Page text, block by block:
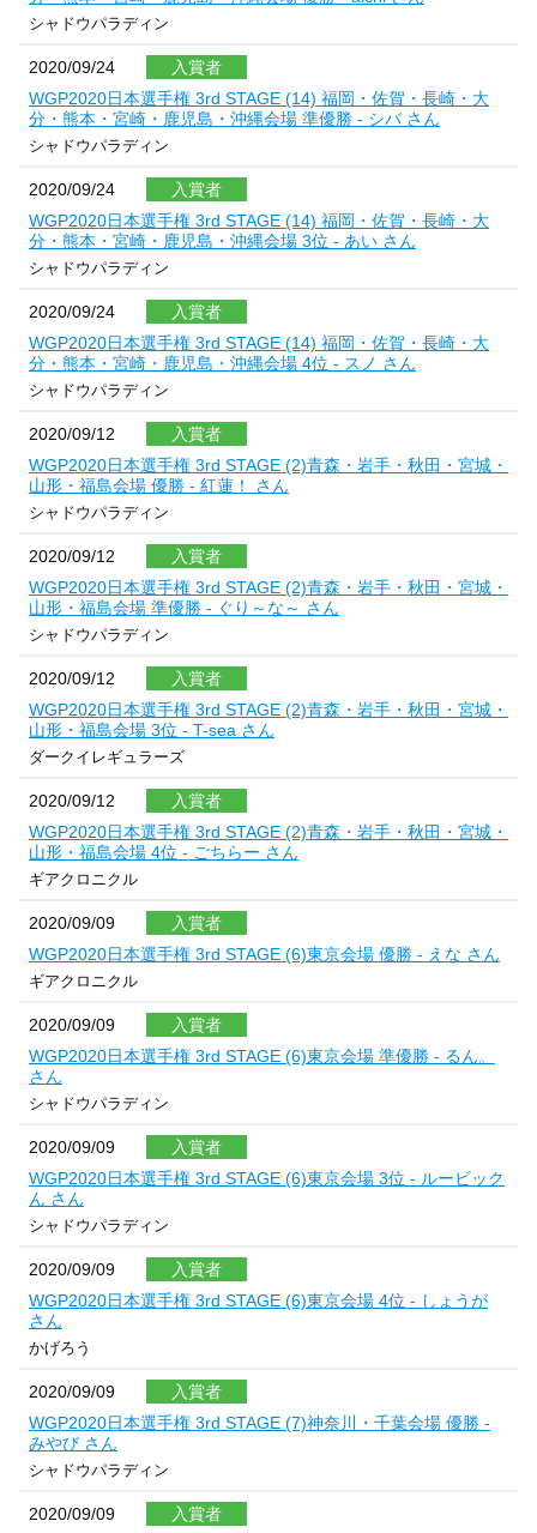
シャドウパラディン
2020/09/24
入賞者
WGP2020日本選手権 3rd STAGE (14) 福岡・佐賀・長崎・大
分・熊本・宮崎・鹿児島・沖縄会場 準優勝 - シバ さん
シャドウパラディン
2020/09/24
入賞者
WGP2020日本選手権 3rd STAGE (14) 福岡・佐賀・長崎・大
分・熊本・宮崎・鹿児島・沖縄会場 3位 - あい さん
シャドウパラディン
2020/09/24
入賞者
WGP2020日本選手権 3rd STAGE (14) 福岡・佐賀・長崎・大
分・熊本・宮崎・鹿児島・沖縄会場 4位 - スノ さん
シャドウパラディン
2020/09/12
入賞者
WGP2020日本選手権 3rd STAGE (2)青森・岩手・秋田・宮城・
山形・福島会場 優勝 - 紅蓮！ さん
シャドウパラディン
2020/09/12
入賞者
WGP2020日本選手権 3rd STAGE (2)青森・岩手・秋田・宮城・
山形・福島会場 準優勝 - ぐり～な～ さん
シャドウパラディン
2020/09/12
入賞者
WGP2020日本選手権 3rd STAGE (2)青森・岩手・秋田・宮城・
山形・福島会場 3位 - T-sea さん
ダークイレギュラーズ
2020/09/12
入賞者
WGP2020日本選手権 3rd STAGE (2)青森・岩手・秋田・宮城・
山形・福島会場 4位 - ごちらー さん
ギアクロニクル
2020/09/09
入賞者
WGP2020日本選手権 3rd STAGE (6)東京会場 優勝 - えな さん
ギアクロニクル
2020/09/09
入賞者
WGP2020日本選手権 3rd STAGE (6)東京会場 準優勝 - るん。
さん
シャドウパラディン
2020/09/09
入賞者
WGP2020日本選手権 3rd STAGE (6)東京会場 3位 - ルービック
ん さん
シャドウパラディン
2020/09/09
入賞者
WGP2020日本選手権 3rd STAGE (6)東京会場 4位 - しょうが
さん
かげろう
2020/09/09
入賞者
WGP2020日本選手権 3rd STAGE (7)神奈川・千葉会場 優勝 -
みやび さん
シャドウパラディン
2020/09/09 入賞者